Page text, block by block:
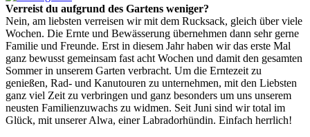
Verreist du aufgrund des Gartens weniger?
Nein, am liebsten verreisen wir mit dem Rucksack, gleich über viele
Wochen. Die Ernte und Bewässerung übernehmen dann sehr gerne
Familie und Freunde. Erst in diesem Jahr haben wir das erste Mal
ganz bewusst gemeinsam fast acht Wochen und damit den gesamten
Sommer in unserem Garten verbracht. Um die Erntezeit zu
genießen, Rad- und Kanutouren zu unternehmen, mit den Liebsten
ganz viel Zeit zu verbringen und ganz besonders um uns unserem
neusten Familienzuwachs zu widmen. Seit Juni sind wir total im
Glück, mit unserer Alwa, einer Labradorhündin. Einfach herrlich!